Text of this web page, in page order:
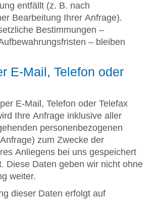
entfällt (z. B. nach
Bearbeitung Ihrer Anfrage).
Bestimmungen –
– bleiben
E-Mail, Telefon oder
E-Mail, Telefon oder Telefax
Ihre Anfrage inklusive aller
personenbezogenen
zum Zwecke der
Anliegens bei uns gespeichert
Diese Daten geben wir nicht ohne
weiter.
dieser Daten erfolgt auf